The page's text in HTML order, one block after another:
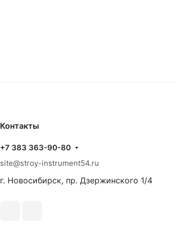
Контакты
+7 383 363-90-80
site@stroy-instrument54.ru
г. Новосибирск, пр. Дзержинского 1/4